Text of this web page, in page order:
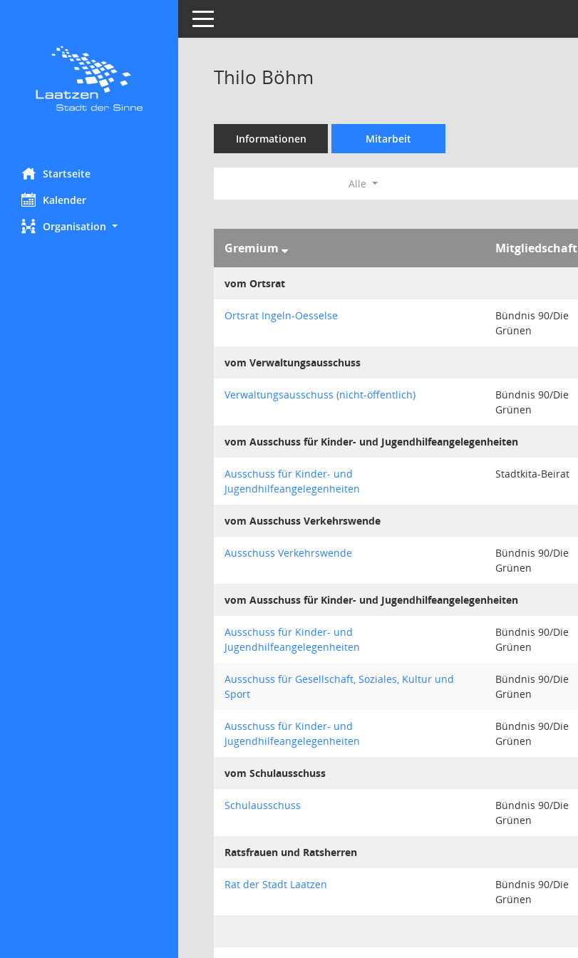
Startseite
Kalender
Organisation
Toggle navigation
Thilo Böhm
Informationen Mitarbeit
Alle
Gremium Mitgliedschaft
vom Ortsrat
Ortsrat Ingeln-Oesselse
Bündnis 90/Die
Grünen
vom Verwaltungsausschuss
Verwaltungsausschuss (nicht-öffentlich)
Bündnis 90/Die
Grünen
vom Ausschuss für Kinder- und Jugendhilfeangelegenheiten
Ausschuss für Kinder- und
Jugendhilfeangelegenheiten
Stadtkita-Beirat
vom Ausschuss Verkehrswende
Ausschuss Verkehrswende
Bündnis 90/Die
Grünen
vom Ausschuss für Kinder- und Jugendhilfeangelegenheiten
Ausschuss für Kinder- und
Jugendhilfeangelegenheiten
Bündnis 90/Die
Grünen
Ausschuss für Gesellschaft, Soziales, Kultur und
Sport
Bündnis 90/Die
Grünen
Ausschuss für Kinder- und
Jugendhilfeangelegenheiten
Bündnis 90/Die
Grünen
vom Schulausschuss
Schulausschuss
Bündnis 90/Die
Grünen
Ratsfrauen und Ratsherren
Rat der Stadt Laatzen
Bündnis 90/Die
Grünen